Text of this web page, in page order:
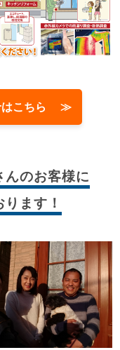
はこちら ≫
んのお客様に
ます！